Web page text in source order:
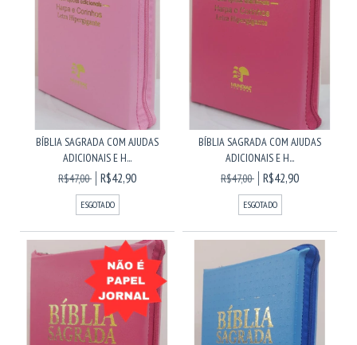
BÍBLIA SAGRADA COM AJUDAS
ADICIONAIS E H...
R$47,00
R$42,90
ESGOTADO
BÍBLIA SAGRADA COM AJUDAS
ADICIONAIS E H...
R$47,00
R$42,90
ESGOTADO